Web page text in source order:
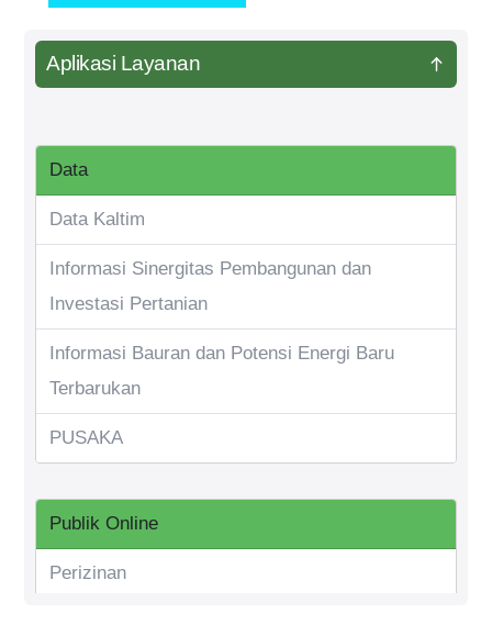
Aplikasi Layanan
Data
Data Kaltim
Informasi Sinergitas Pembangunan dan
Investasi Pertanian
Informasi Bauran dan Potensi Energi Baru
Terbarukan
PUSAKA
Publik Online
Perizinan